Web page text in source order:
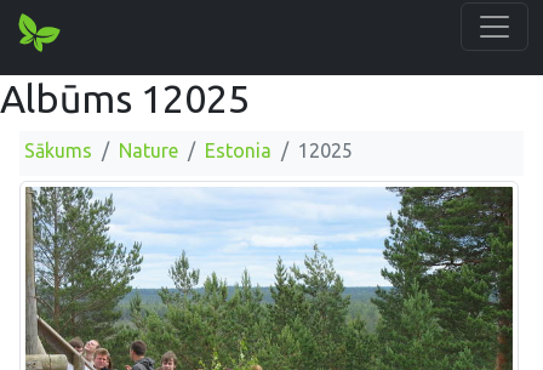
Albūms 12025
Sākums Nature Estonia 12025